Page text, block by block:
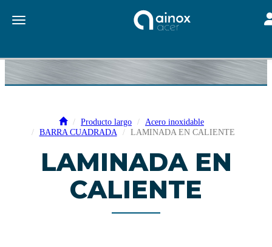
Toggle navigation
Producto largo
Acero inoxidable
BARRA CUADRADA
LAMINADA EN CALIENTE
LAMINADA EN
CALIENTE